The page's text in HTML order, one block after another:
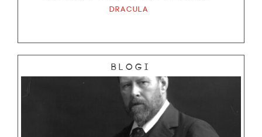
Dracula
Blogi